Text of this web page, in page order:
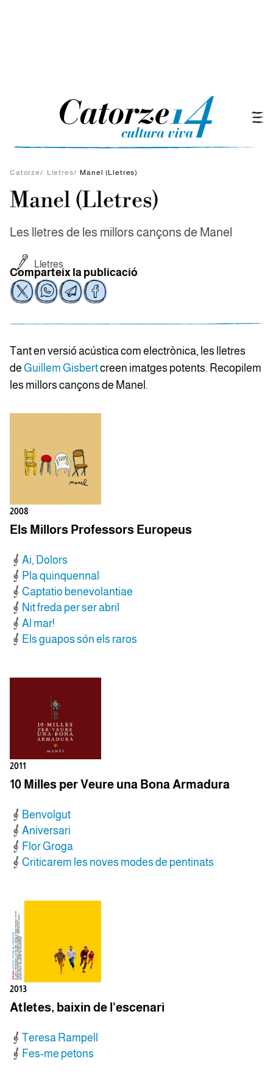
Catorze/ Lletres/ Manel (Lletres)
Manel (Lletres)
Les lletres de les millors cançons de Manel
Lletres
Comparteix la publicació
Tant en versió acústica com electrònica, les lletres
de Guillem Gisbertcreen imatges potents. Recopilem
les millors cançons de Manel.
2008
Els Millors Professors Europeus
Ai, Dolors
Pla quinquennal
Captatio benevolantiae
Nit freda per ser abril
Al mar!
Els guapos són els raros
2011
10 Milles per Veure una Bona Armadura
Benvolgut
Aniversari
Flor Groga
Criticarem les noves modes de pentinats
2013
Atletes, baixin de l'escenari
Teresa Rampell
Fes-me petons